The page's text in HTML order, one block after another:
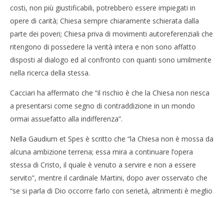
costi, non più giustificabili, potrebbero essere impiegati in
opere di carità; Chiesa sempre chiaramente schierata dalla
parte dei poveri; Chiesa priva di movimenti autoreferenziali che
ritengono di possedere la verità intera e non sono affatto
disposti al dialogo ed al confronto con quanti sono umilmente
nella ricerca della stessa.
Cacciari ha affermato che “il rischio è che la Chiesa non riesca
a presentarsi come segno di contraddizione in un mondo
ormai assuefatto alla indifferenza”.
Nella Gaudium et Spes è scritto che “la Chiesa non è mossa da
alcuna ambizione terrena; essa mira a continuare l’opera
stessa di Cristo, il quale è venuto a servire e non a essere
servito”, mentre il cardinale Martini, dopo aver osservato che
“se si parla di Dio occorre farlo con serietà, altrimenti è meglio